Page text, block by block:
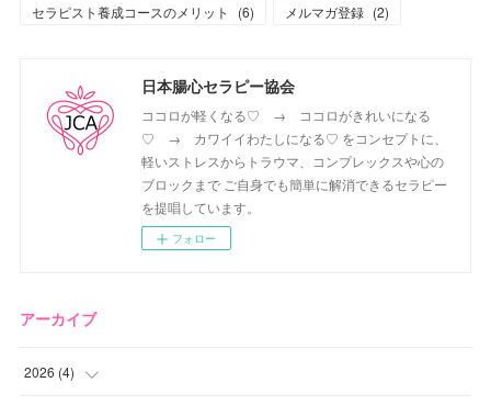
セラピスト養成コースのメリット
(6) メルマガ登録 (2)
日本腸心セラピー協会
ココロが軽くなる♡ → ココロがきれいになる
♡ → カワイイわたしになる♡ をコンセプトに、
軽いストレスからトラウマ、コンプレックスや心の
ブロックまで ご自身でも簡単に解消できるセラピー
を提唱しています。
フォロー
アーカイブ
2026 (4)